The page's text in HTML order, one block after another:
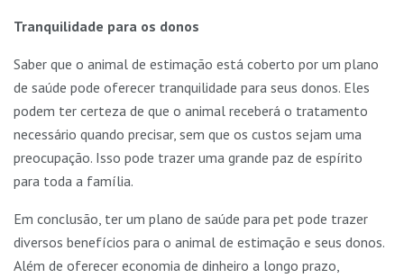
Tranquilidade para os donos
Saber que o animal de estimação está coberto por um plano
de saúde pode oferecer tranquilidade para seus donos. Eles
podem ter certeza de que o animal receberá o tratamento
necessário quando precisar, sem que os custos sejam uma
preocupação. Isso pode trazer uma grande paz de espírito
para toda a família.
Em conclusão, ter um plano de saúde para pet pode trazer
diversos benefícios para o animal de estimação e seus donos.
Além de oferecer economia de dinheiro a longo prazo,